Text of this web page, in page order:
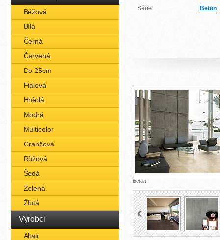
Béžová
Bílá
Černá
Červená
Do 25cm
Fialová
Hnědá
Modrá
Multicolor
Oranžová
Růžová
Šedá
Zelená
Žlutá
Výrobci
Altair
Série:
Beton
Beton